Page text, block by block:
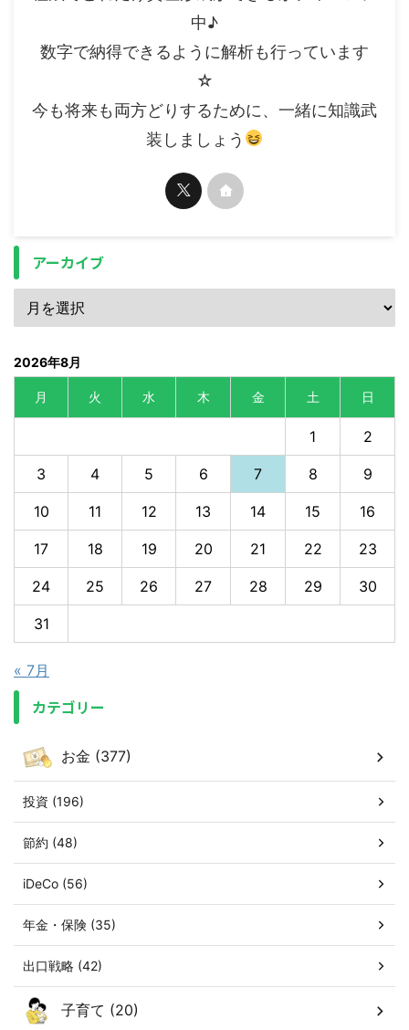
中♪
数字で納得できるように解析も行っています
☆
今も将来も両方どりするために、一緒に知識武
装しましょう
アーカイブ
2026年8月
月 火 水 木 金 土 日
1 2
3 4 5 6 7 8 9
10 11 12 13 14 15 16
17 18 19 20 21 22 23
24 25 26 27 28 29 30
31
« 7月
カテゴリー
お金 (377)
投資 (196)
節約 (48)
iDeCo (56)
年金・保険 (35)
出口戦略 (42)
子育て (20)